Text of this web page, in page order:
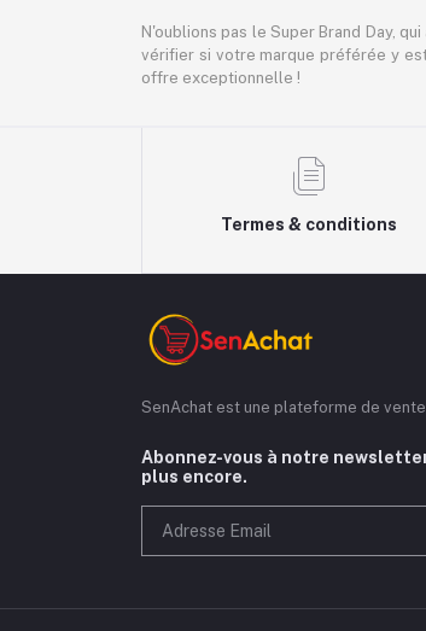
N'oublions pas le Super Brand Day,
vérifier si votre marque préférée y
offre exceptionnelle !
Termes & conditions
SenAchat est une plateforme de
Abonnez-vous à notre
plus encore.